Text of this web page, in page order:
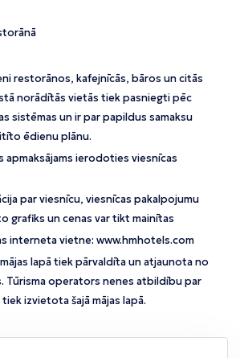
restorānos, kafejnīcās, bāros un citās
norādītās vietās tiek pasniegti pēc
sistēmas un ir par papildus samaksu
ēdienu plānu.
ierodoties viesnīcas
par viesnīcu, viesnīcas pakalpojumu
grafiks un cenas var tikt mainītas
interneta vietne: www.hmhotels.com
lapā tiek pārvaldīta un atjaunota no
Tūrisma operators nenes atbildību par
izvietota šajā mājas lapā.